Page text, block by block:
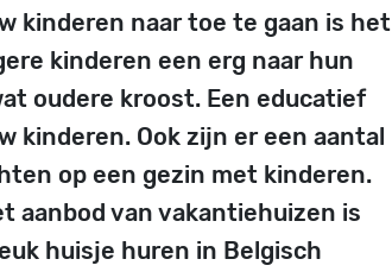
kinderen naar toe te gaan is het
kinderen een erg naar hun
oudere kroost. Een educatief
kinderen. Ook zijn er een aantal
op een gezin met kinderen.
aanbod van vakantiehuizen is
huisje huren in Belgisch